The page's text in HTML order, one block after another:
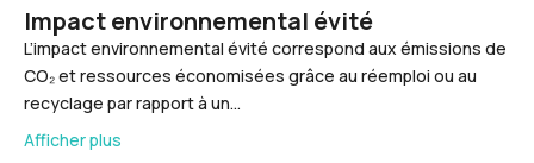
Impact environnemental évité
L’impact environnemental évité correspond aux émissions de
CO₂ et ressources économisées grâce au réemploi ou au
recyclage par rapport à un…
Afficher plus